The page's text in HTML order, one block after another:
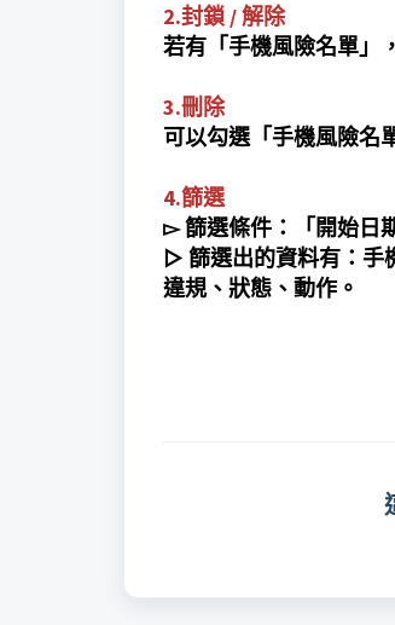
2.封鎖 / 解除
若有「手機風險名單」
3.刪除
可以勾選「手機風險名
4.篩選
▻ 篩選條件：
「開始
▻ 篩選出的資料有： 手
違規、 狀態 、 動作。